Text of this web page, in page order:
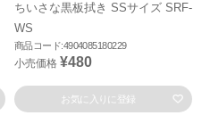
ちいさな黒板拭き SSサイズ SRF-
WS
商品コード:4904085180229
小売価格 ¥480
お気に入りに登録